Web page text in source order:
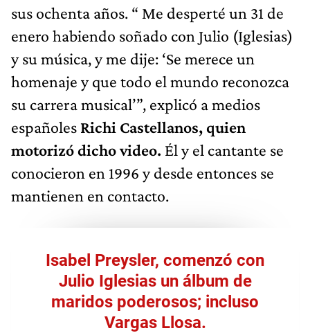
sus ochenta años. “ Me desperté un 31 de
enero habiendo soñado con Julio (Iglesias)
y su música, y me dije: ‘Se merece un
homenaje y que todo el mundo reconozca
su carrera musical’”, explicó a medios
españoles Richi Castellanos, quien
motorizó dicho video. Él y el cantante se
conocieron en 1996 y desde entonces se
mantienen en contacto.
Isabel Preysler, comenzó con
Julio Iglesias un álbum de
maridos poderosos; incluso
Vargas Llosa.